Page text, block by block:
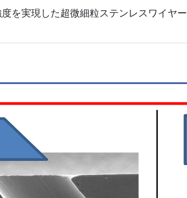
を実現した超微細粒ステンレスワイヤー